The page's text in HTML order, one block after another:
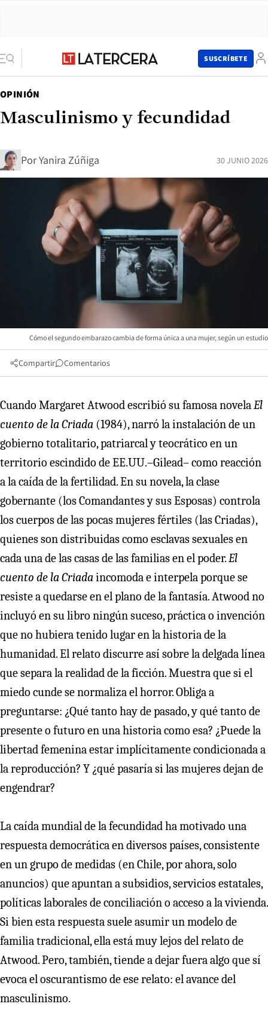
SUSCRÍBETE
OPINIÓN
Masculinismo y fecundidad
PorYanira Zúñiga 30 JUNIO 2026
Cómo el segundo embarazo cambia de forma única a una mujer, según un estudio
Compartir Comentarios
Cuando Margaret Atwood escribió su famosa novelaEl
cuento de la Criada (1984), narró la instalación de un
gobierno totalitario, patriarcal y teocrático en un
territorio escindido de EE.UU.–Gilead– como reacción
a la caída de la fertilidad. En su novela, la clase
gobernante (los Comandantes y sus Esposas) controla
los cuerpos de las pocas mujeres fértiles (las Criadas),
quienes son distribuidas como esclavas sexuales en
cada una de las casas de las familias en el poder.El
cuento de la Criadaincomoda e interpela porque se
resiste a quedarse en el plano de la fantasía. Atwood no
incluyó en su libro ningún suceso, práctica o invención
que no hubiera tenido lugar en la historia de la
humanidad. El relato discurre así sobre la delgada línea
que separa la realidad de la ficción. Muestra que si el
miedo cunde se normaliza el horror. Obliga a
preguntarse: ¿Qué tanto hay de pasado, y qué tanto de
presente o futuro en una historia como esa? ¿Puede la
libertad femenina estar implícitamente condicionada a
la reproducción? Y ¿qué pasaría si las mujeres dejan de
engendrar?
La caída mundial de la fecundidad ha motivado una
respuesta democrática en diversos países, consistente
en un grupo de medidas (en Chile, por ahora, solo
anuncios) que apuntan a subsidios, servicios estatales,
políticas laborales de conciliación o acceso a la vivienda.
Si bien esta respuesta suele asumir un modelo de
familia tradicional, ella está muy lejos del relato de
Atwood. Pero, también, tiende a dejar fuera algo que sí
evoca el oscurantismo de ese relato: el avance del
masculinismo.